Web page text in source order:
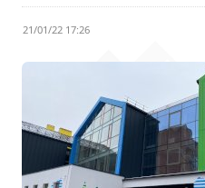
21/01/22 17:26